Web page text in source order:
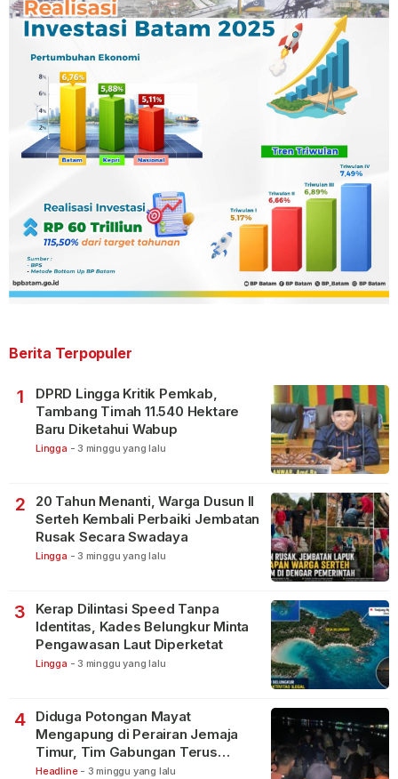
Berita Terpopuler
1
DPRD Lingga Kritik Pemkab,
Tambang Timah 11.540 Hektare
Baru Diketahui Wabup
Lingga - 3 minggu yang lalu
2
20 Tahun Menanti, Warga Dusun II
Serteh Kembali Perbaiki Jembatan
Rusak Secara Swadaya
Lingga - 3 minggu yang lalu
3
Kerap Dilintasi Speed Tanpa
Identitas, Kades Belungkur Minta
Pengawasan Laut Diperketat
Lingga - 3 minggu yang lalu
4
Diduga Potongan Mayat
Mengapung di Perairan Jemaja
Timur, Tim Gabungan Terus
Lakukan Pencarian
Headline - 3 minggu yang lalu